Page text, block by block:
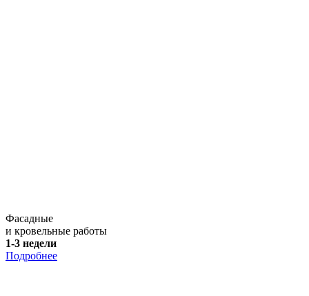
Фасадные
и кровельные работы
1-3 недели
Подробнее